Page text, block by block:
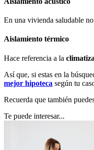
En una vivienda saludable
Aislamiento térmico
Hace referencia a la
Así que, si estas en la
mejor hipoteca según tu
Recuerda que también
Te puede interesar...